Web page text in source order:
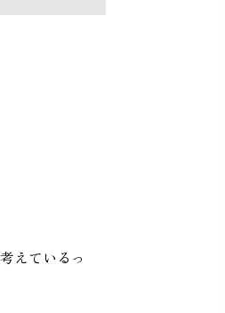
えているっ